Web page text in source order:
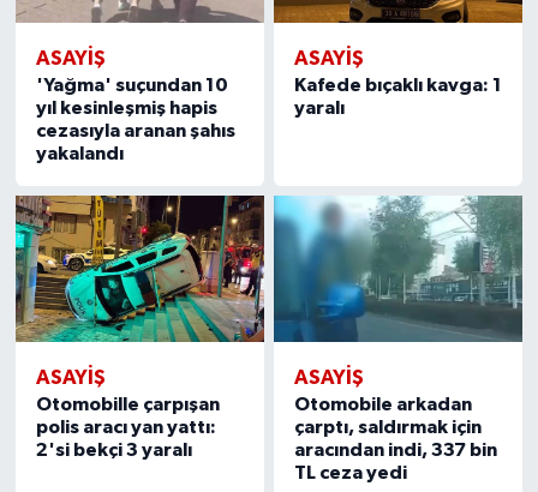
ASAYIŞ
'Yağma' suçundan 10
yıl kesinleşmiş hapis
cezasıyla aranan şahıs
yakalandı
ASAYIŞ
Kafede bıçaklı kavga: 1
yaralı
ASAYIŞ
Otomobille çarpışan
polis aracı yan yattı:
2'si bekçi 3 yaralı
ASAYIŞ
Otomobile arkadan
çarptı, saldırmak için
aracından indi, 337 bin
TL ceza yedi